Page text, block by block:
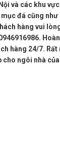
và các khu
đá cũng
hàng vui
hàng 24/7.
cho ngôi nhà của